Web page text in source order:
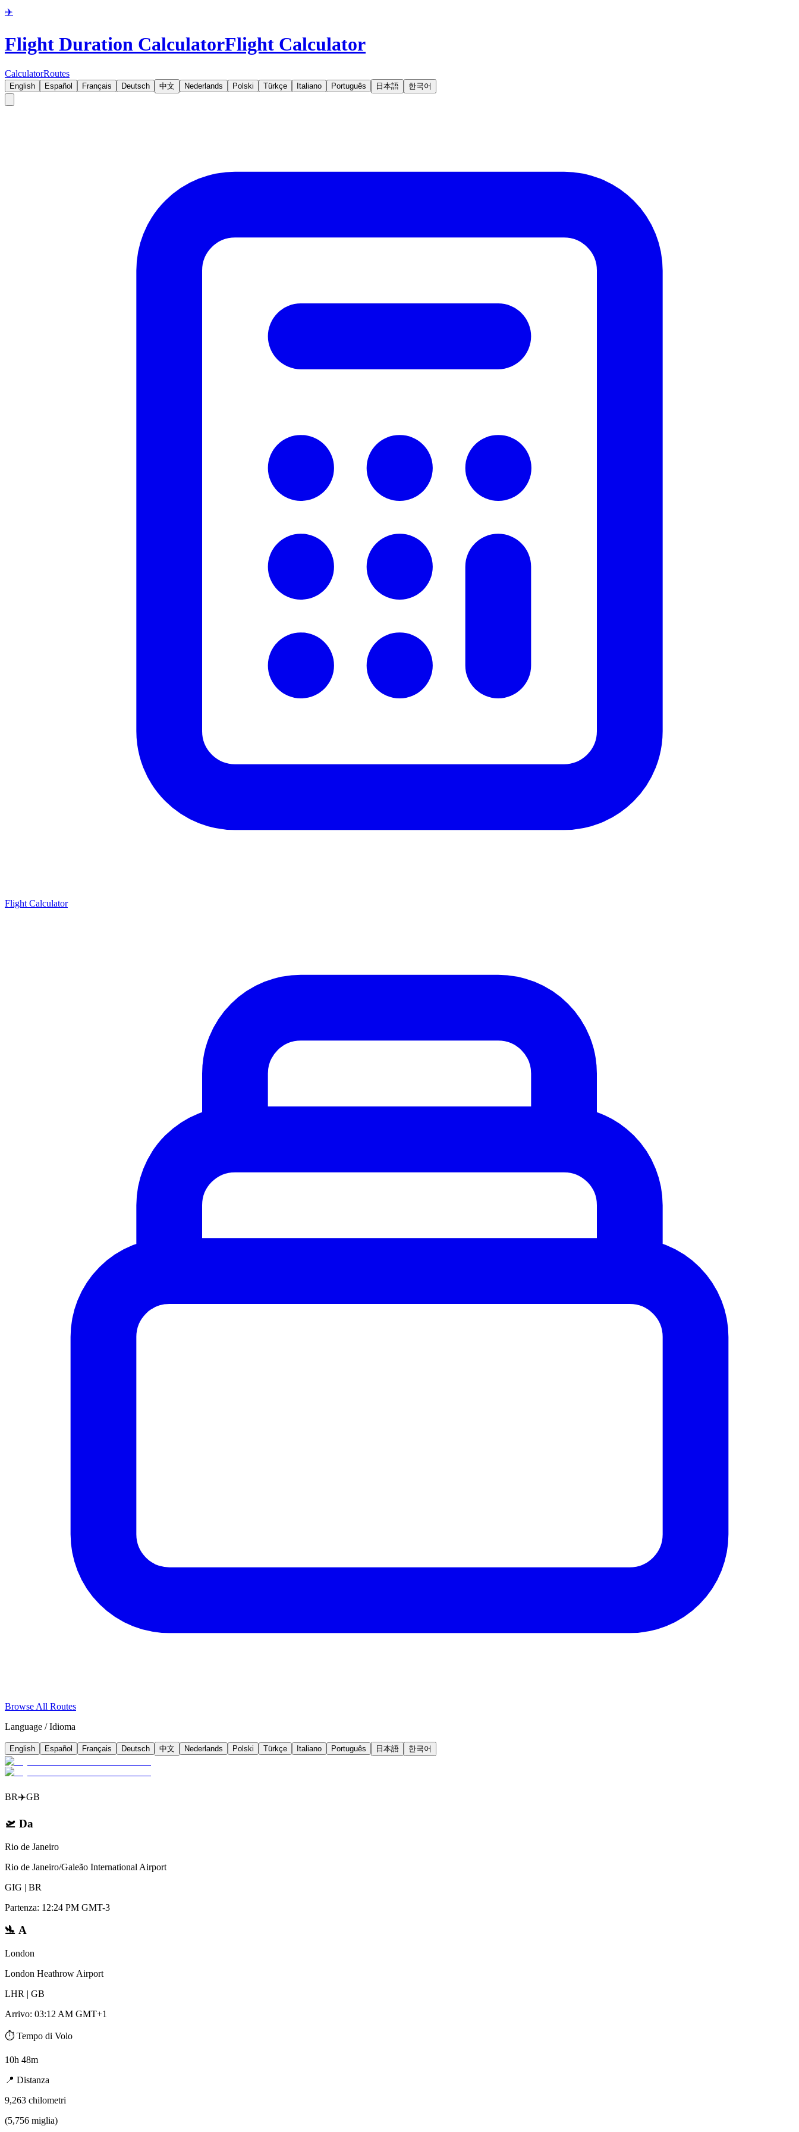
✈️
Flight Duration CalculatorFlight Calculator
CalculatorRoutes
English Español Français Deutsch 中文 Nederlands Polski Türkçe Italiano Português 日本語 한국어
Flight Calculator
Browse All Routes
Language / Idioma
English Español Français Deutsch 中文 Nederlands Polski Türkçe Italiano Português 日本語 한국어
BR✈️GB
🛫 Da
Rio de Janeiro
Rio de Janeiro/Galeão International Airport
GIG | BR
Partenza: 12:24 PM GMT-3
🛬 A
London
London Heathrow Airport
LHR | GB
Arrivo: 03:12 AM GMT+1
⏱️ Tempo di Volo
10h 48m
📍 Distanza
9,263 chilometri
(5,756 miglia)